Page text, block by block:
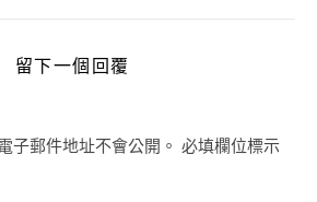
留下一個回覆
子郵件地址不會公開。 必填欄位標示